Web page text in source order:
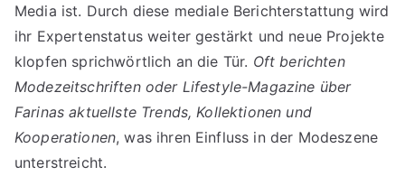
Media ist. Durch diese mediale Berichterstattung wird
ihr Expertenstatus weiter gestärkt und neue Projekte
klopfen sprichwörtlich an die Tür. Oft berichten
Modezeitschriften oder Lifestyle-Magazine über
Farinas aktuellste Trends, Kollektionen und
Kooperationen, was ihren Einfluss in der Modeszene
unterstreicht.